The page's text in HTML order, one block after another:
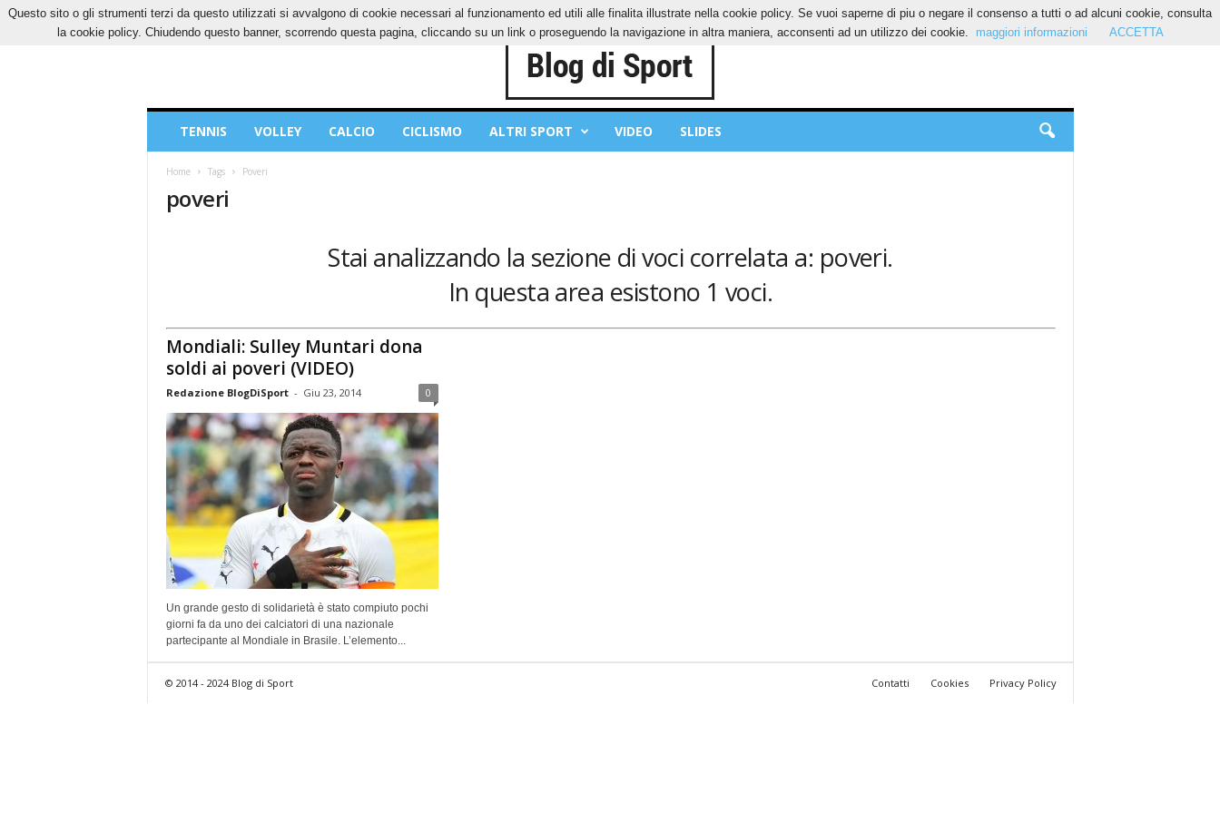
VENERDÌ, 7 AGOSTO 2026 CONTATTI COOKIES PRIVACY POLICY
Sport
TENNIS VOLLEY CALCIO CICLISMO ALTRI SPORT VIDEO SLIDES
Home Tags Poveri
poveri
Stai analizzando la sezione di voci correlata a: poveri.
In questa area esistono 1 voci.
Mondiali: Sulley Muntari dona
soldi ai poveri (VIDEO)
Redazione BlogDiSport - Giu 23, 2014 0
Un grande gesto di solidarietà è stato compiuto pochi
giorni fa da uno dei calciatori di una nazionale
partecipante al Mondiale in Brasile. L’elemento...
Contatti Cookies Privacy Policy
© 2014 - 2024 Blog di Sport
Questo sito o gli strumenti terzi da questo utilizzati si avvalgono di cookie necessari al funzionamento ed utili alle finalita illustrate nella cookie policy. Se vuoi saperne di piu o negare il consenso a tutti o ad alcuni cookie, consulta
la cookie policy. Chiudendo questo banner, scorrendo questa pagina, cliccando su un link o proseguendo la navigazione in altra maniera, acconsenti ad un utilizzo dei cookie.
maggiori informazioni ACCETTA